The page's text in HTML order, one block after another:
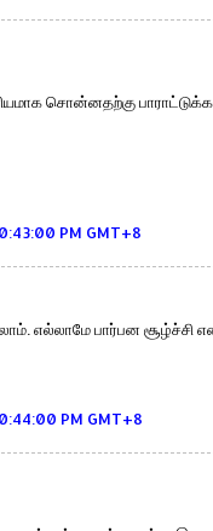
சொன்னதற்கு
PM GMT+8
எல்லாமே பார்பன
PM GMT+8